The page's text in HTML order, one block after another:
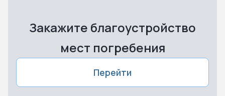
Закажите благоустройство
мест погребения
Перейти